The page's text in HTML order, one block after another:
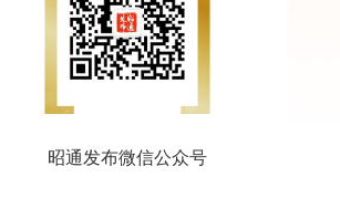
昭通发布微信公众号